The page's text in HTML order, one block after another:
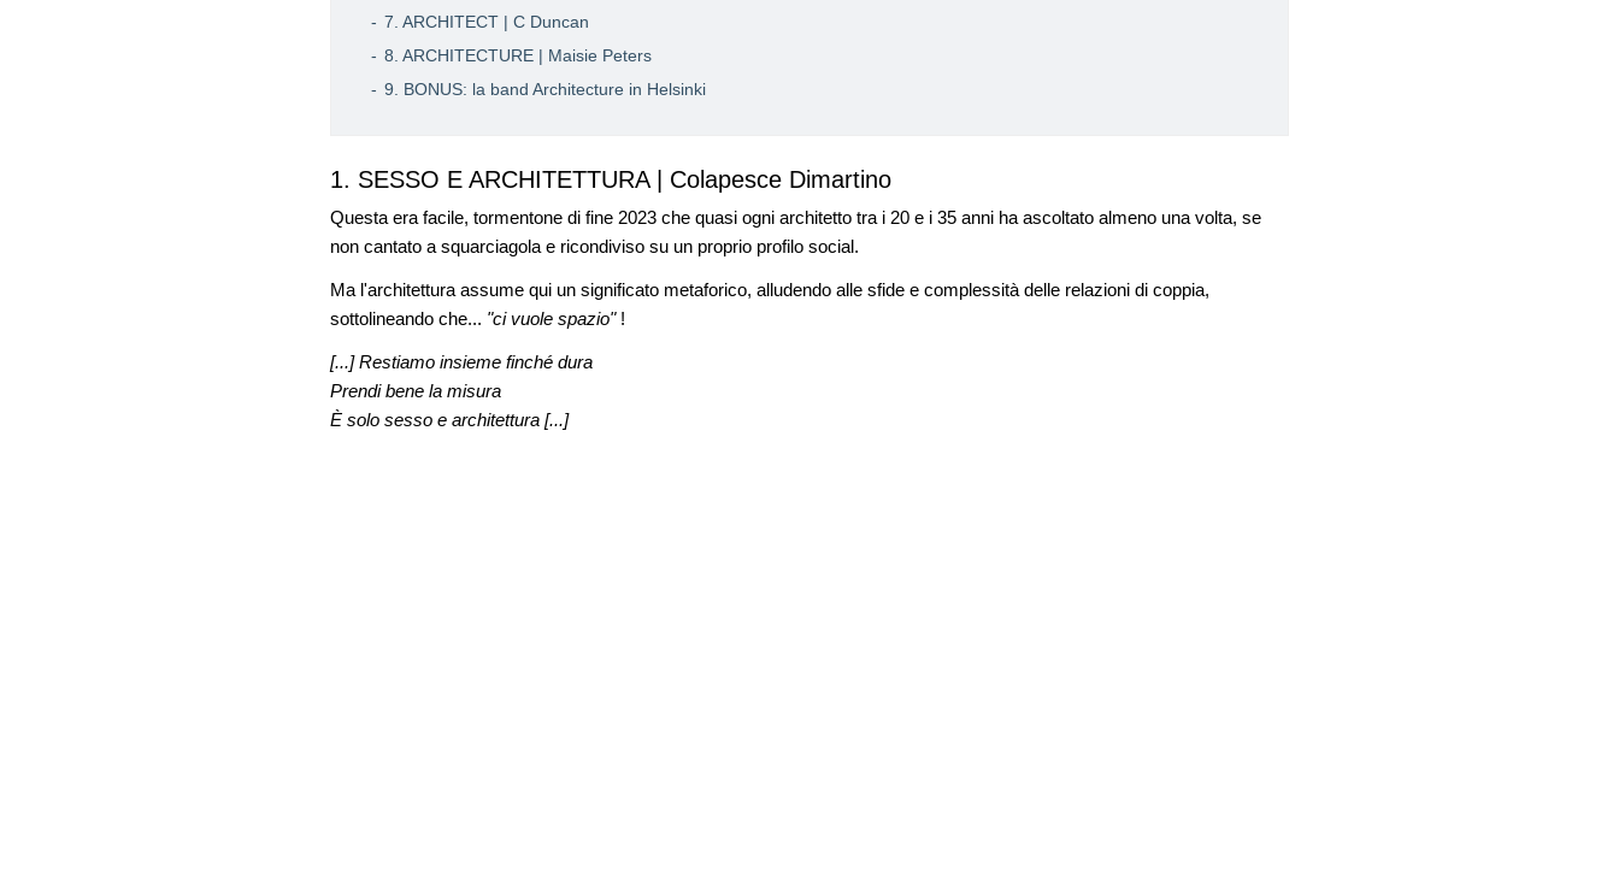
7. ARCHITECT | C Duncan
8. ARCHITECTURE | Maisie Peters
9. BONUS: la band Architecture in Helsinki
1. SESSO E ARCHITETTURA | Colapesce Dimartino
Questa era facile, tormentone di fine 2023 che quasi ogni architetto tra i 20 e i 35 anni ha ascoltato almeno una volta, se
non cantato a squarciagola e ricondiviso su un proprio profilo social.
Ma l'architettura assume qui un significato metaforico, alludendo alle sfide e complessità delle relazioni di coppia,
sottolineando che... "ci vuole spazio" !
[...] Restiamo insieme finché dura
Prendi bene la misura
È solo sesso e architettura [...]